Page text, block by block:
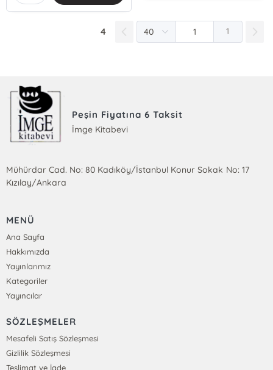
4 1
Peşin Fiyatına 6 Taksit
İmge Kitabevi
Mühürdar Cad. No: 80 Kadıköy/İstanbul Konur Sokak No: 17
Kızılay/Ankara
MENÜ
Ana Sayfa
Hakkımızda
Yayınlarımız
Kategoriler
Yayıncılar
SÖZLEŞMELER
Mesafeli Satış Sözleşmesi
Gizlilik Sözleşmesi
Teslimat ve İade